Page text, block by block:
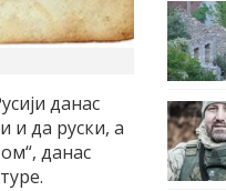
данас
и да руски, а
данас